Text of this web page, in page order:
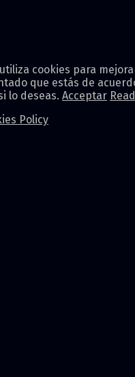
cookies para
que estás de
lo deseas. Acceptar
Policy